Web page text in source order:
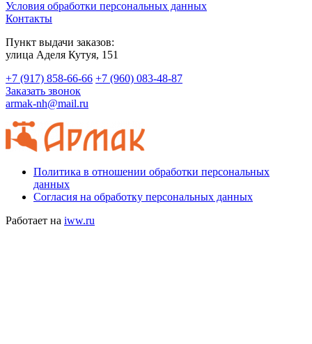
Условия обработки персональных данных
Контакты
Пункт выдачи заказов:
​улица Аделя Кутуя, 151
+7 (917) 858-66-66 +7 (960) 083-48-87
Заказать звонок
armak-nh@mail.ru
Политика в отношении обработки персональных
данных
Согласия на обработку персональных данных
Работает на iww.ru